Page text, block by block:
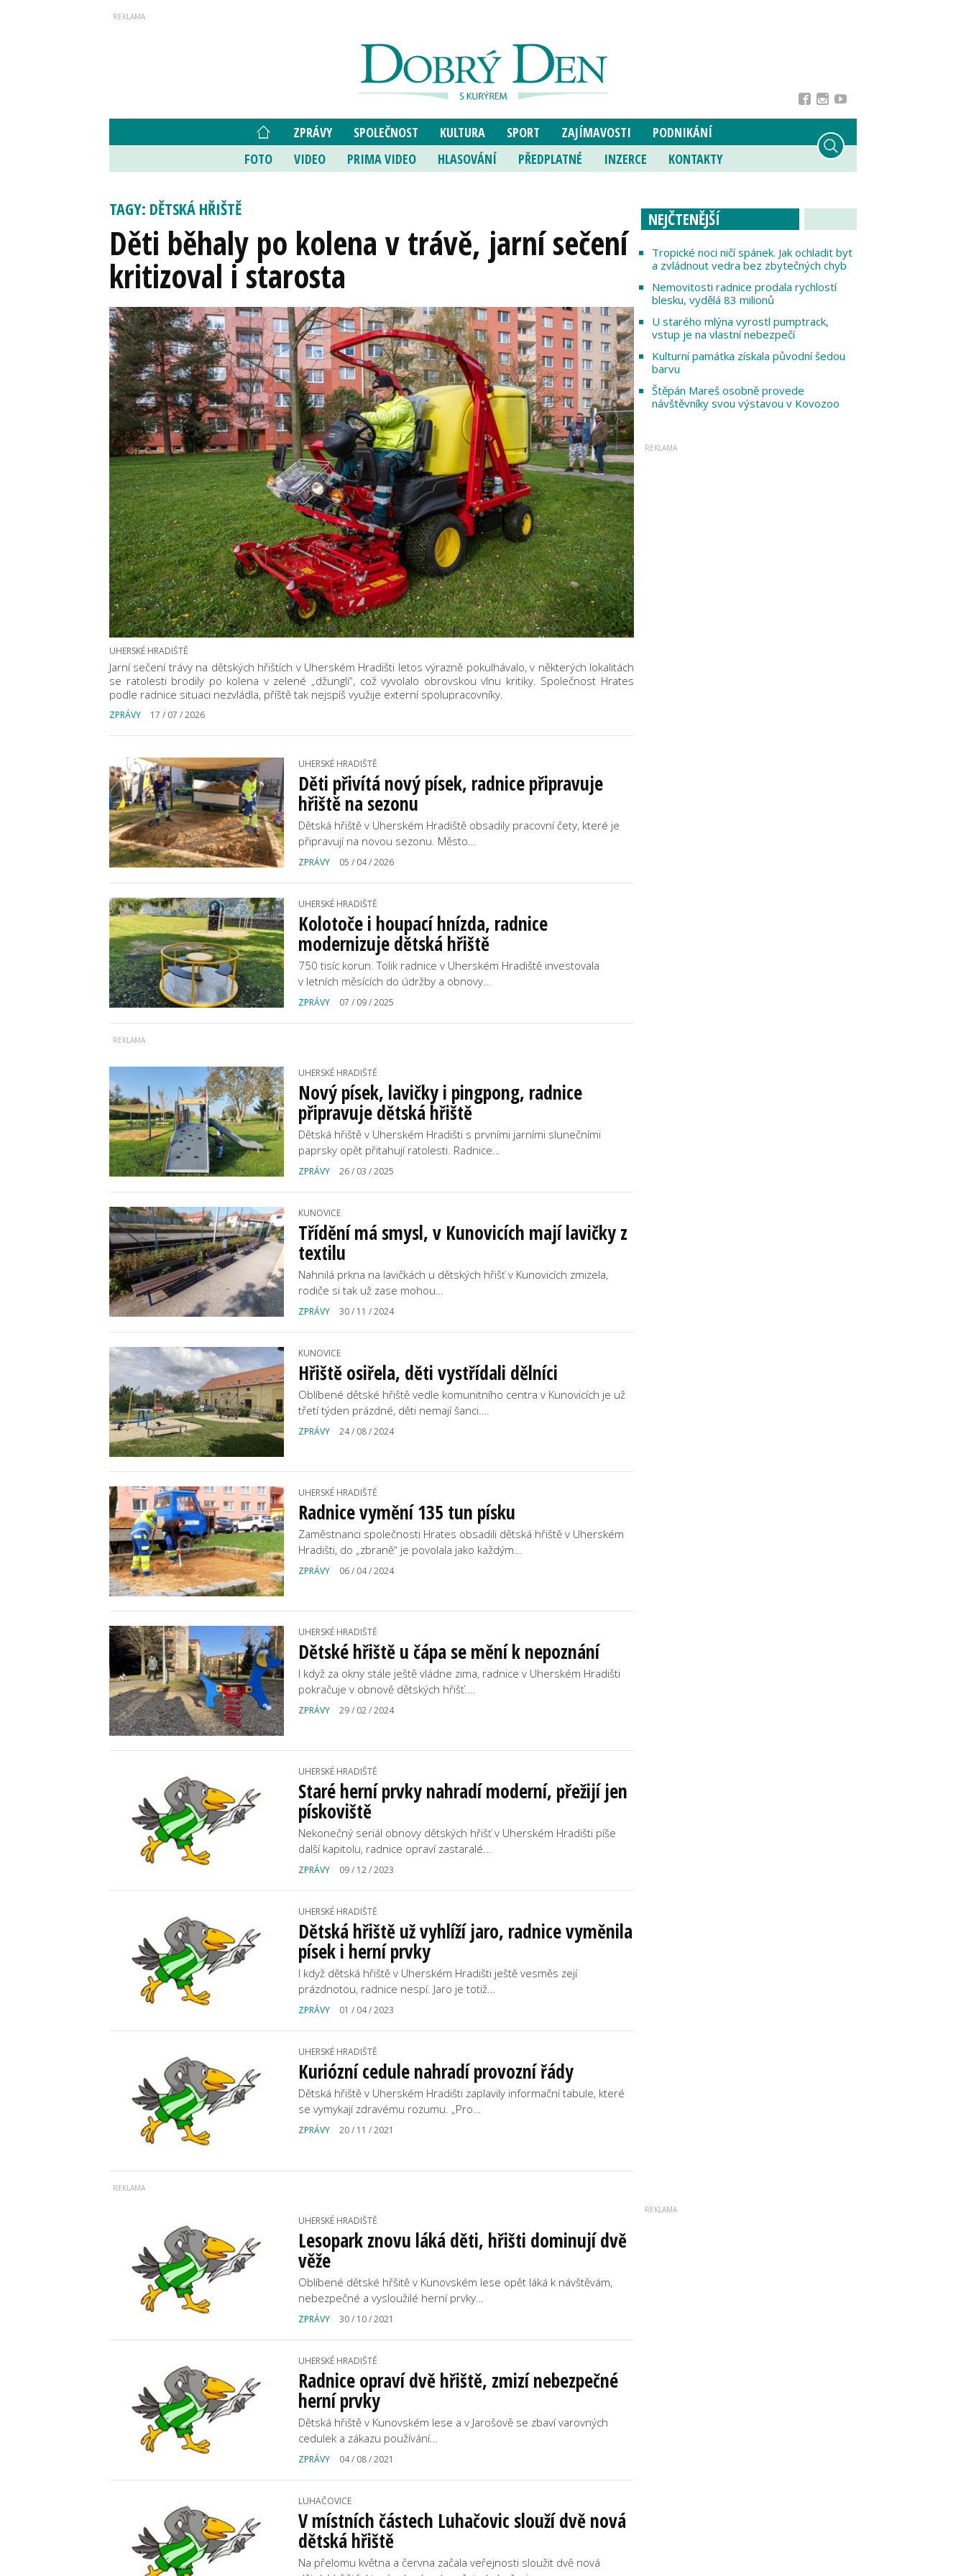
ZPRÁVY SPOLEČNOST KULTURA SPORT ZAJÍMAVOSTI
PODNIKÁNÍ
FOTO
VIDEO PRIMA VIDEO HLASOVÁNÍ PŘEDPLATNÉ INZERCE KONTAKTY
TAGY: DĚTSKÁ HŘIŠTĚ
Děti běhaly po kolena v trávě, jarní sečení
kritizoval i starosta
UHERSKÉ HRADIŠTĚ
Jarní sečení trávy na dětských hřištích v Uherském Hradišti letos výrazně pokulhávalo, v některých lokalitách
se ratolesti brodily po kolena v zelené „džungli“, což vyvolalo obrovskou vlnu kritiky. Společnost Hrates
podle radnice situaci nezvládla, příště tak nejspíš využije externí spolupracovníky.
ZPRÁVY 17 / 07 / 2026
UHERSKÉ HRADIŠTĚ
Děti přivítá nový písek, radnice připravuje
hřiště na sezonu
Dětská hřiště v Uherském Hradiště obsadily pracovní čety, které je
připravují na novou sezonu. Město…
ZPRÁVY 05 / 04 / 2026
UHERSKÉ HRADIŠTĚ
Kolotoče i houpací hnízda, radnice
modernizuje dětská hřiště
750 tisíc korun. Tolik radnice v Uherském Hradiště investovala
v letních měsících do údržby a obnovy…
ZPRÁVY 07 / 09 / 2025
UHERSKÉ HRADIŠTĚ
Nový písek, lavičky i pingpong, radnice
připravuje dětská hřiště
Dětská hřiště v Uherském Hradišti s prvními jarními slunečními
paprsky opět přitahují ratolesti. Radnice…
ZPRÁVY 26 / 03 / 2025
KUNOVICE
Třídění má smysl, v Kunovicích mají lavičky z
textilu
Nahnilá prkna na lavičkách u dětských hřišť v Kunovicích zmizela,
rodiče si tak už zase mohou…
ZPRÁVY 30 / 11 / 2024
KUNOVICE
Hřiště osiřela, děti vystřídali dělníci
Oblíbené dětské hřiště vedle komunitního centra v Kunovicích je už
třetí týden prázdné, děti nemají šanci.…
ZPRÁVY 24 / 08 / 2024
UHERSKÉ HRADIŠTĚ
Radnice vymění 135 tun písku
Zaměstnanci společnosti Hrates obsadili dětská hřiště v Uherském
Hradišti, do „zbraně“ je povolala jako každým…
ZPRÁVY 06 / 04 / 2024
UHERSKÉ HRADIŠTĚ
Dětské hřiště u čápa se mění k nepoznání
I když za okny stále ještě vládne zima, radnice v Uherském Hradišti
pokračuje v obnově dětských hřišť.…
ZPRÁVY 29 / 02 / 2024
UHERSKÉ HRADIŠTĚ
Staré herní prvky nahradí moderní, přežijí jen
pískoviště
Nekonečný seriál obnovy dětských hřišť v Uherském Hradišti píše
další kapitolu, radnice opraví zastaralé…
ZPRÁVY 09 / 12 / 2023
UHERSKÉ HRADIŠTĚ
Dětská hřiště už vyhlíží jaro, radnice vyměnila
písek i herní prvky
I když dětská hřiště v Uherském Hradišti ještě vesměs zejí
prázdnotou, radnice nespí. Jaro je totiž…
ZPRÁVY 01 / 04 / 2023
UHERSKÉ HRADIŠTĚ
Kuriózní cedule nahradí provozní řády
Dětská hřiště v Uherském Hradišti zaplavily informační tabule, které
se vymykají zdravému rozumu. „Pro…
ZPRÁVY 20 / 11 / 2021
NEJČTENĚJŠÍ
Tropické noci ničí spánek. Jak ochladit byt
a zvládnout vedra bez zbytečných chyb
Nemovitosti radnice prodala rychlostí
blesku, vydělá 83 milionů
U starého mlýna vyrostl pumptrack,
vstup je na vlastní nebezpečí
Kulturní památka získala původní šedou
barvu
Štěpán Mareš osobně provede
návštěvníky svou výstavou v Kovozoo
UHERSKÉ HRADIŠTĚ
Lesopark znovu láká děti, hřišti dominují dvě
věže
Oblíbené dětské hřšitě v Kunovském lese opět láká k návštěvám,
nebezpečné a vysloužilé herní prvky…
ZPRÁVY 30 / 10 / 2021
UHERSKÉ HRADIŠTĚ
Radnice opraví dvě hřiště, zmizí nebezpečné
herní prvky
Dětská hřiště v Kunovském lese a v Jarošově se zbaví varovných
cedulek a zákazu používání…
ZPRÁVY 04 / 08 / 2021
LUHAČOVICE
V místních částech Luhačovic slouží dvě nová
dětská hřiště
Na přelomu května a června začala veřejnosti sloužit dvě nová